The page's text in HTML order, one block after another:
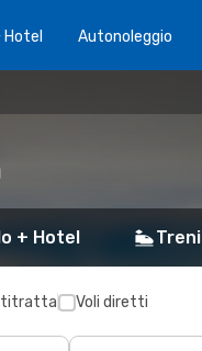
Hotel Autonoleggio
+ Hotel Treni
Voli diretti